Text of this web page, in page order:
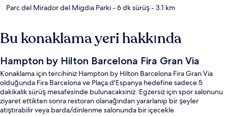
Parc del Mirador del Migdia Parkı- 6 dk sürüş- 3.1 km
Bu konaklama yeri hakkında
Hampton by Hilton Barcelona Fira Gran Via
Konaklama için tercihiniz Hampton by Hilton Barcelona Fira Gran Via
olduğunda Fira Barcelona ve Plaça d'Espanya hedefine sadece 5
dakikalık sürüş mesafesinde bulunacaksınız. Egzersiz için spor salonunu
ziyaret ettikten sonra restoran olanağından yararlanıp bir şeyler
atıştırabilir veya barda/dinlenme salonunda bir içecekle